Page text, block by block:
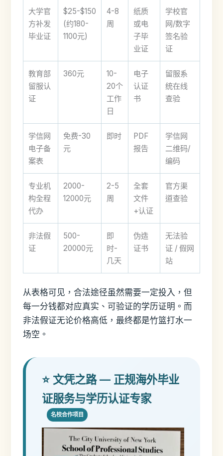
大学官
方补发
毕业证
$25-$150
(约180-
1100元)
4-8
周
纸质
或电
子毕
业证
学校官
网/数字
签名验
证
教育部
留服认
证
360元
10-
20个
工作
日
电子
认证
书
留服系
统在线
查验
学信网
电子备
案表
免费-30
元
即时
PDF
报告
学信网
二维码/
编码
专业机
构全程
代办
2000-
12000元
2-5
周
全套
文件
+认证
官方渠
道查验
非法假
证
500-
20000元
即
时-
几天
伪造
证书
无法验
证 / 假网
站
从表格可见，合法途径虽然需要一定投入，但
每一分钱都对应真实、可验证的学历证明。而
非法假证无论价格高低，最终都是竹篮打水一
场空。
⭐ 文凭之路 — 正规海外毕业
证服务与学历认证专家
名校合作项目